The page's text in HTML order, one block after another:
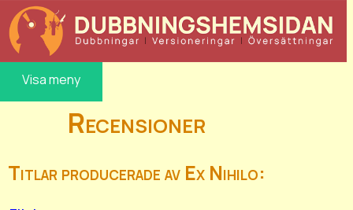
Visa meny
Recensioner
Titlar producerade av Ex Nihilo: